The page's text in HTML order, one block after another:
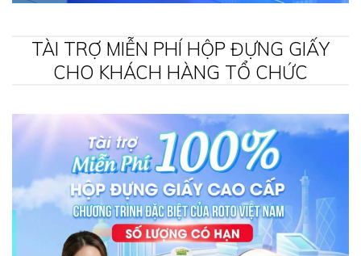
TÀI TRỢ MIỄN PHÍ HỘP ĐỰNG GIẤY
CHO KHÁCH HÀNG TỔ CHỨC